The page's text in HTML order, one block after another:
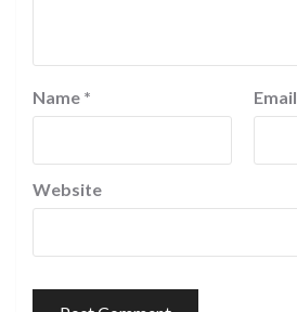
Name * Email
Website